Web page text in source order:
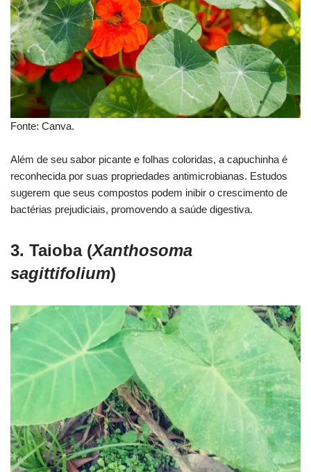
Fonte: Canva.
Além de seu sabor picante e folhas coloridas, a capuchinha é
reconhecida por suas propriedades antimicrobianas. Estudos
sugerem que seus compostos podem inibir o crescimento de
bactérias prejudiciais, promovendo a saúde digestiva.
3. Taioba (Xanthosoma
sagittifolium)